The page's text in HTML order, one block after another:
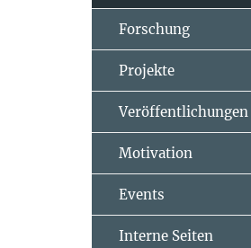
Forschung
Projekte
Veröffentlichungen
Motivation
Events
Interne Seiten